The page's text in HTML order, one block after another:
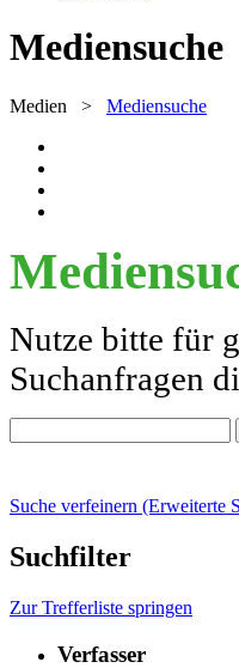
Mediensuche
Medien > Mediensuche
Nutze bitte für
Suchanfragen
Suche verfeinern (Erweiterte
Suchfilter
Zur Trefferliste springen
Verfasser